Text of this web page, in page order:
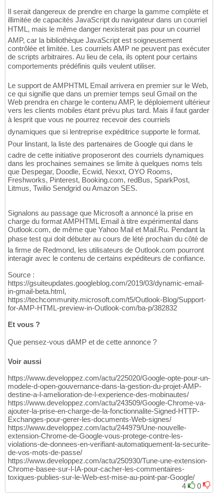
Il serait dangereux de prendre en charge la gamme complète et
illimitée de capacités JavaScript du navigateur dans un courriel
HTML, mais le même danger nexisterait pas pour un courriel
AMP, car la bibliothèque JavaScript est soigneusement
contrôlée et limitée. Les courriels AMP ne peuvent pas exécuter
de scripts arbitraires. Au lieu de cela, ils optent pour certains
comportements prédéfinis quils veulent utiliser.
Le support de AMPHTML Email arrivera en premier sur le Web,
ce qui signifie que dans un premier temps seul Gmail on the
Web prendra en charge le contenu AMP, le déploiement ultérieur
vers les clients mobiles étant prévu plus tard. Mais il faut garder
à lesprit que vous ne pourrez recevoir des courriels
dynamiques que si lentreprise expéditrice supporte le format.
Pour linstant, la liste des partenaires de Google qui dans le
cadre de cette initiative proposeront des courriels dynamiques
dans les prochaines semaines se limite à quelques noms tels
que Despegar, Doodle, Ecwid, Nexxt, OYO Rooms,
Freshworks, Pinterest, Booking.com, redBus, SparkPost,
Litmus, Twilio Sendgrid ou Amazon SES.
Signalons au passage que Microsoft a annoncé la prise en
charge du format AMPHTML Email à titre expérimental dans
Outlook.com, de même que Yahoo Mail et Mail.Ru. Pendant la
phase test qui doit débuter au cours de lété prochain du côté de
la firme de Redmond, les utilisateurs de Outlook.com pourront
interagir avec le contenu de certains expéditeurs de confiance.
Source :
https://gsuiteupdates.googleblog.com/2019/03/dynamic-email-
in-gmail-beta.html,
https://techcommunity.microsoft.com/t5/Outlook-Blog/Support-
for-AMP-HTML-preview-in-Outlook-com/ba-p/382832
Et vous ?
Que pensez-vous dAMP et de cette annonce ?
Voir aussi
https://www.developpez.com/actu/225020/Google-opte-pour-un-
modele-d-open-gouvernance-dans-la-gestion-du-projet-AMP-
destine-a-l-amelioration-de-l-experience-des-mobinautes/
https://www.developpez.com/actu/243509/Google-Chrome-va-
ajouter-la-prise-en-charge-de-la-fonctionnalite-Signed-HTTP-
Exchanges-pour-gerer-les-documents-Web-signes/
https://www.developpez.com/actu/244979/Une-nouvelle-
extension-Chrome-de-Google-vous-protege-contre-les-
violations-de-donnees-en-verifiant-automatiquement-la-securite-
de-vos-mots-de-passe/
https://www.developpez.com/actu/250930/Tune-une-extension-
Chrome-basee-sur-l-IA-pour-cacher-les-commentaires-
toxiques-publies-sur-le-Web-est-mise-au-point-par-Google/
4
0